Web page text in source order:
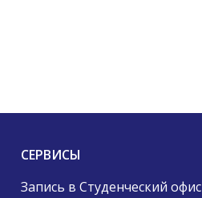
СЕРВИСЫ
Запись в Студенческий офис